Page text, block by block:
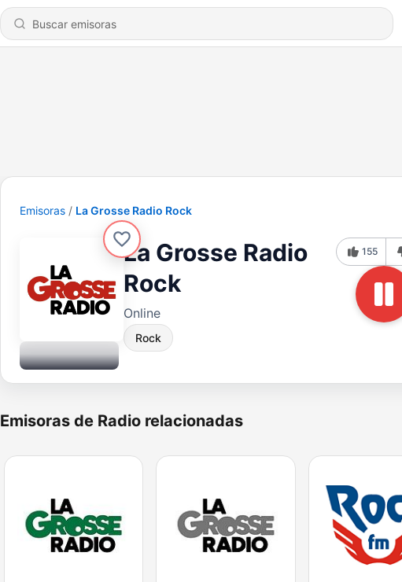
Emisoras La Grosse Radio Rock
La Grosse Radio
Rock
Online
Rock
155
Emisoras de Radio relacionadas